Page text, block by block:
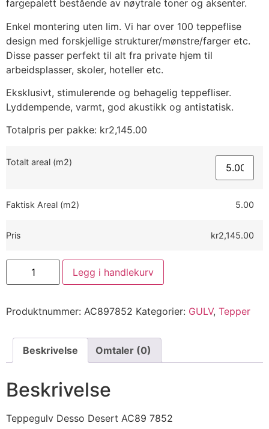
fargepalett bestående av nøytrale toner og aksenter.
Enkel montering uten lim. Vi har over 100 teppeflise
design med forskjellige strukturer/mønstre/farger etc.
Disse passer perfekt til alt fra private hjem til
arbeidsplasser, skoler, hoteller etc.
Eksklusivt, stimulerende og behagelig teppefliser.
Lyddempende, varmt, god akustikk og antistatisk.
Totalpris per pakke: kr2,145.00
Totalt areal (m2)
Faktisk Areal (m2) 5.00
Pris kr2,145.00
Legg i handlekurv
Produktnummer: AC897852 Kategorier: GULV, Tepper
Beskrivelse Omtaler (0)
Beskrivelse
Teppegulv Desso Desert AC89 7852